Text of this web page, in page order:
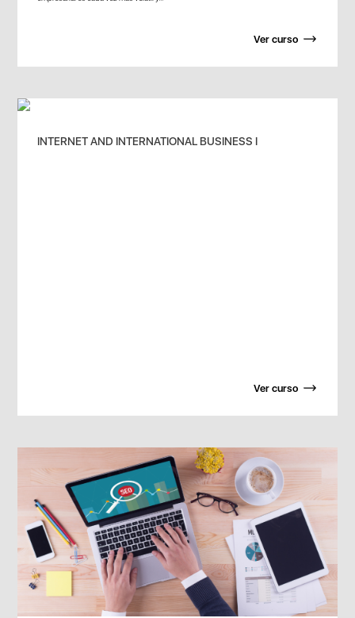
Ver curso
INTERNET AND INTERNATIONAL BUSINESS I
Ver curso